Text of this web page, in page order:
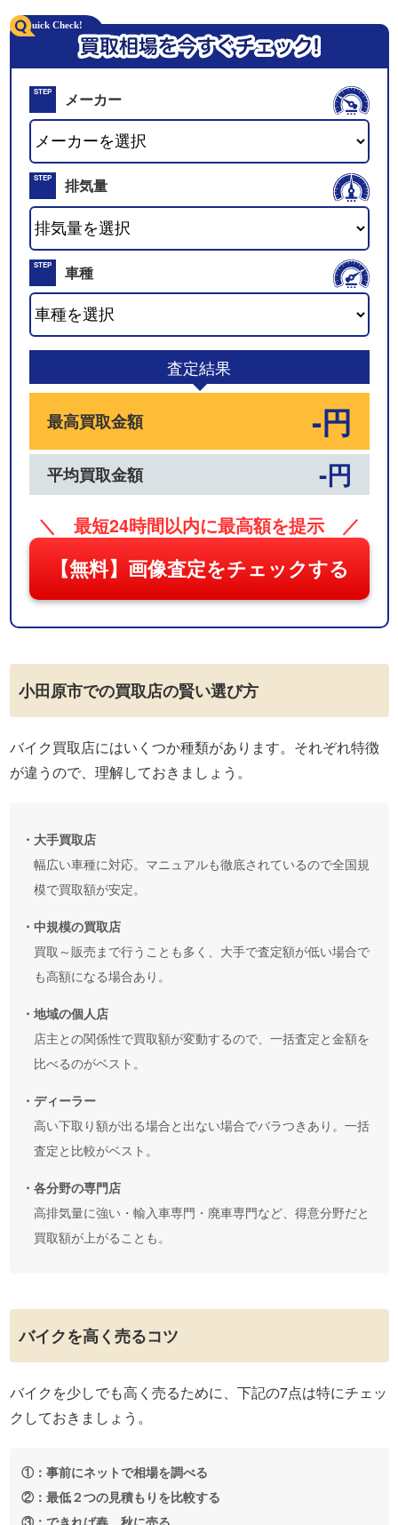
STEP
01
メーカー
STEP
02
排気量
STEP
03
車種
査定結果
最高買取金額 -円
平均買取金額 -円
＼ 最短24時間以内に最高額を提示 ／
【無料】画像査定をチェックする
小田原市での買取店の賢い選び方
バイク買取店にはいくつか種類があります。それぞれ特徴
が違うので、理解しておきましょう。
・大手買取店
幅広い車種に対応。マニュアルも徹底されているので全国規
模で買取額が安定。
・中規模の買取店
買取～販売まで行うことも多く、大手で査定額が低い場合で
も高額になる場合あり。
・地域の個人店
店主との関係性で買取額が変動するので、一括査定と金額を
比べるのがベスト。
・ディーラー
高い下取り額が出る場合と出ない場合でバラつきあり。一括
査定と比較がベスト。
・各分野の専門店
高排気量に強い・輸入車専門・廃車専門など、得意分野だと
買取額が上がることも。
バイクを高く売るコツ
バイクを少しでも高く売るために、下記の7点は特にチェッ
クしておきましょう。
①：事前にネットで相場を調べる
②：最低２つの見積もりを比較する
③：できれば春、秋に売る